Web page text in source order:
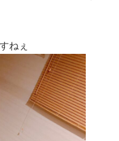
ねぇ